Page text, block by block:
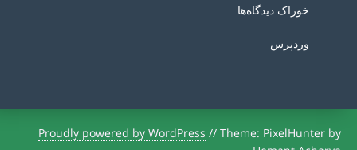
خوراک دیدگاه‌ها
وردپرس
Proudly powered by WordPress // Theme: PixelHunter by